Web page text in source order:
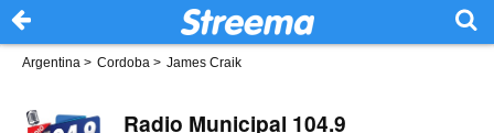
Argentina > Cordoba > James Craik
Radio Municipal 104.9